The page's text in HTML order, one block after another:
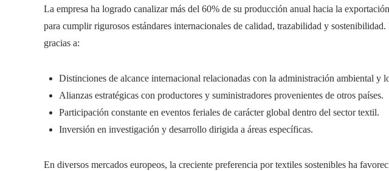
La empresa ha logrado canalizar más del 60% de su producción anual hacia la
para cumplir rigurosos estándares internacionales de calidad, trazabilidad y
gracias a:
Distinciones de alcance internacional relacionadas con la administración ambiental y
Alianzas estratégicas con productores y suministradores provenientes de otros países.
Participación constante en eventos feriales de carácter global dentro del sector textil.
Inversión en investigación y desarrollo dirigida a áreas específicas.
En diversos mercados europeos, la creciente preferencia por textiles sostenibles ha